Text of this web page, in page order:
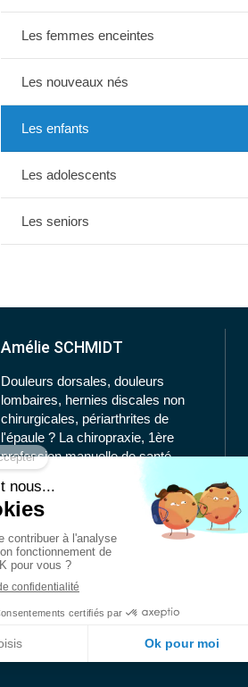
Les femmes enceintes
Les nouveaux nés
Les enfants
Les adolescents
Les seniors
Amélie SCHMIDT
Douleurs dorsales, douleurs
lombaires, hernies discales non
chirurgicales, périarthrites de
l'épaule ? La chiropraxie, 1ère
profession manuelle de santé
dans le monde, est capable de
traiter ces problèmes.
Prenez rendez-vous avec
Amélie Schmidt.